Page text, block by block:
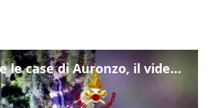
Frana lambisce le case di Auronzo, il video dall'elicottero dei vigili del fuoco